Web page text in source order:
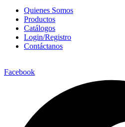
Quienes Somos
Productos
Catálogos
Login/Registro
Contáctanos
Facebook